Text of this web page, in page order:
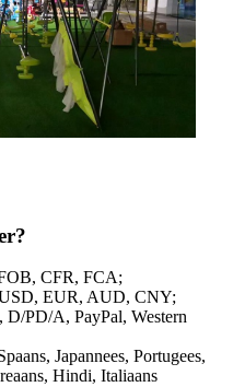
CFR, FCA;
USD, EUR, AUD, CNY;
D/PD/A, PayPal, Western
Japannees, Portugees,
Hindi, Italiaans